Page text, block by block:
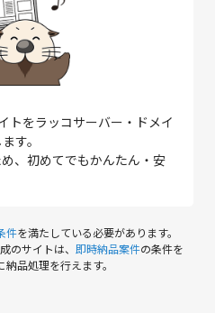
トをラッコサーバー・ドメイ
す。
、初めてでもかんたん・安
件を満たしている必要があります。
のサイトは、 即時納品案件の条件を
品処理を行えます。